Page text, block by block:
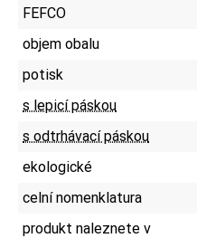
FEFCO
objem obalu
potisk
s lepicí páskou
s odtrhávací páskou
ekologické
celní nomenklatura
produkt naleznete v